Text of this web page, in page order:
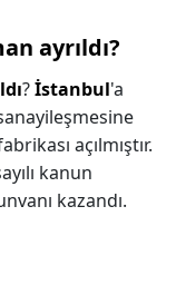
ayrıldı?
?İstanbul'a
açılmıştır.
kanun
kazandı.